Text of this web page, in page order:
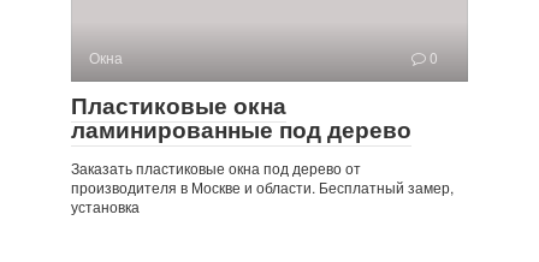
Окна 0
Пластиковые окна
ламинированные под дерево
Заказать пластиковые окна под дерево от
производителя в Москве и области. Бесплатный замер,
установка